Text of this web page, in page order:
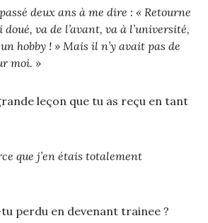
deux ans à me dire : « Retourne
doué, va de l’avant, va à l’université,
hobby ! » Mais il n’y avait pas de
moi. »
leçon que tu as reçu en tant
que j’en étais totalement
tu perdu en devenant trainee ?